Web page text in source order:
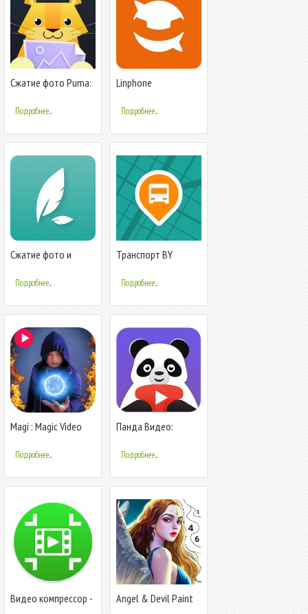
Сжатие фото Puma:
качество
Подробнее...
Linphone
Подробнее...
Сжатие фото и
Подробнее...
Транспорт BY
Подробнее...
Magi : Magic Video
Подробнее...
Панда Видео:
файлов
Подробнее...
Видео компрессор -
Angel & Devil Paint